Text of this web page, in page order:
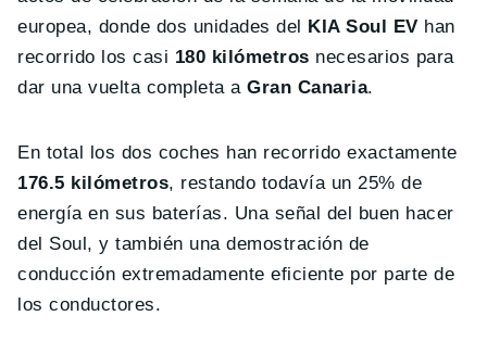
europea, donde dos unidades del KIA Soul EV han
recorrido los casi 180 kilómetros necesarios para
dar una vuelta completa aGran Canaria.
En total los dos coches han recorrido exactamente
176.5 kilómetros, restando todavía un 25% de
energía en sus baterías. Una señal del buen hacer
del Soul, y también una demostración de
conducción extremadamente eficiente por parte de
los conductores.